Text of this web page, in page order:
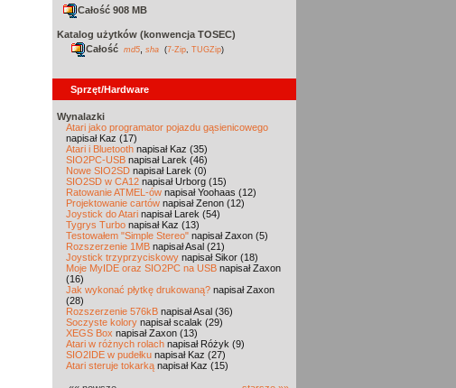
Całość 908 MB
Katalog użytków (konwencja TOSEC)
Całość md5 sha (7-Zip TUGZip)
Sprzęt/Hardware
Wynalazki
Atari jako programator pojazdu gąsienicowego
napisał Kaz (17)
Atari i Bluetooth napisał Kaz (35)
SIO2PC-USB napisał Larek (46)
Nowe SIO2SD napisał Larek (0)
SIO2SD w CA12 napisał Urborg (15)
Ratowanie ATMEL-ów napisał Yoohaas (12)
Projektowanie cartów napisał Zenon (12)
Joystick do Atari napisał Larek (54)
Tygrys Turbo napisał Kaz (13)
Testowałem "Simple Stereo" napisał Zaxon (5)
Rozszerzenie 1MB napisał Asal (21)
Joystick trzyprzyciskowy napisał Sikor (18)
Moje MyIDE oraz SIO2PC na USB napisał Zaxon
(16)
Jak wykonać płytkę drukowaną? napisał Zaxon
(28)
Rozszerzenie 576kB napisał Asal (36)
Soczyste kolory napisał scalak (29)
XEGS Box napisał Zaxon (13)
Atari w różnych rolach napisał Różyk (9)
SIO2IDE w pudełku napisał Kaz (27)
Atari steruje tokarką napisał Kaz (15)